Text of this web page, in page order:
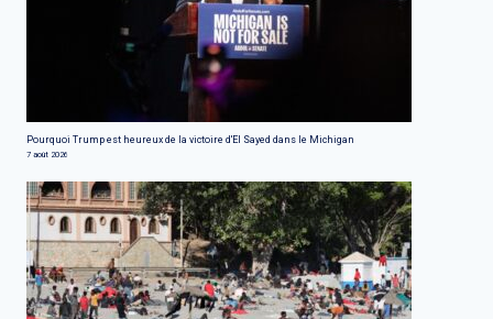
Pourquoi Trump est heureux de la victoire d'El Sayed dans le Michigan
7 août 2026